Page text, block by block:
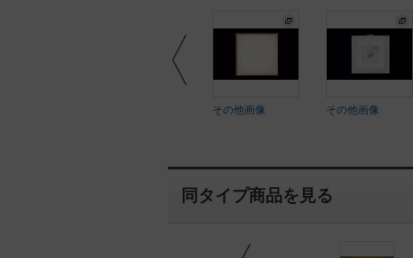
その他画像 その他画像
同タイプ商品を見る